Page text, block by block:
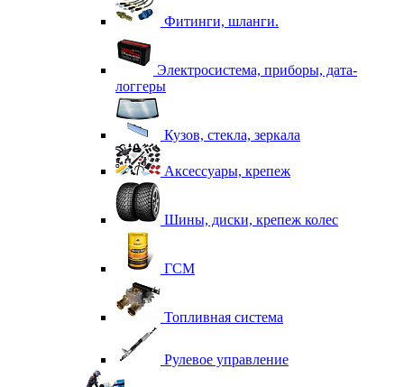
Фитинги, шланги.
Электросистема, приборы, дата-
логгеры
Кузов, стекла, зеркала
Аксессуары, крепеж
Шины, диски, крепеж колес
ГСМ
Топливная система
Рулевое управление